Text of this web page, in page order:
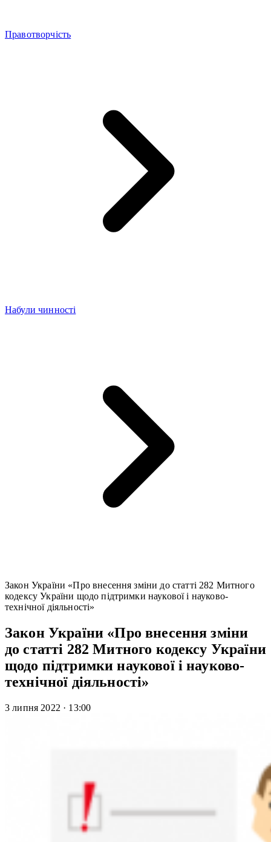
Правотворчість
Набули чинності
Закон України «Про внесення зміни до статті 282 Митного
кодексу України щодо підтримки наукової і науково-
технічної діяльності»
Закон України «Про внесення зміни
до статті 282 Митного кодексу України
щодо підтримки наукової і науково-
технічної діяльності»
3 липня 2022 · 13:00